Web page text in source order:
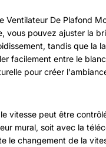
Ventilateur De Plafond
vous pouvez ajuster la
tandis que la
facilement entre le
pour créer
vitesse peut être
mural, soit avec la
le changement de la